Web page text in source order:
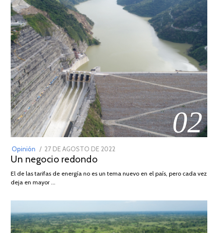
02
Opinión
POSTED
ON
27 DE AGOSTO DE 2022
DE
Un negocio redondo
El de las tarifas de energía no es un tema nuevo en el país, pero cada vez
deja en mayor …